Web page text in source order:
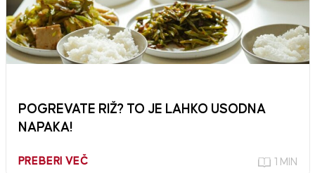
POGREVATE RIŽ? TO JE LAHKO USODNA
NAPAKA!
PREBERI VEČ 1 MIN